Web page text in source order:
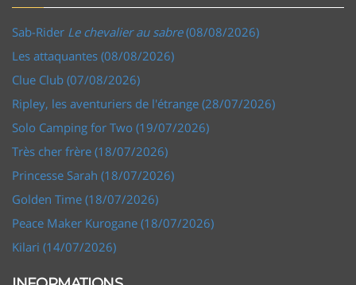
Sab-Rider Le chevalier au sabre(08/08/2026)
Les attaquantes (08/08/2026)
Clue Club (07/08/2026)
Ripley, les aventuriers de l'étrange (28/07/2026)
Solo Camping for Two (19/07/2026)
Très cher frère (18/07/2026)
Princesse Sarah (18/07/2026)
Golden Time (18/07/2026)
Peace Maker Kurogane (18/07/2026)
Kilari (14/07/2026)